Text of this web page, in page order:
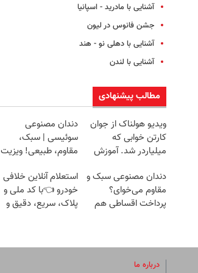
آشنایی با مادرید - اسپانیا
جشن فانوس در لیون
آشنایی با دهلی نو - هند
آشنایی با لندن
مطالب پیشنهادی
ویدیو هولناک از جوان
کارتن خوابی که
میلیاردر شد. آموزش
دندان مصنوعی
سوئیسی | سبک،
مقاوم، طبیعی! ویزیت
اقساطی😍
دندان مصنوعی سبک و
مقاوم می‌خوای؟
پرداخت اقساطی هم
استعلام آنلاین خلافی
خودرو 👈با کد ملی و
پلاک، سریع، دقیق و
درباره ما